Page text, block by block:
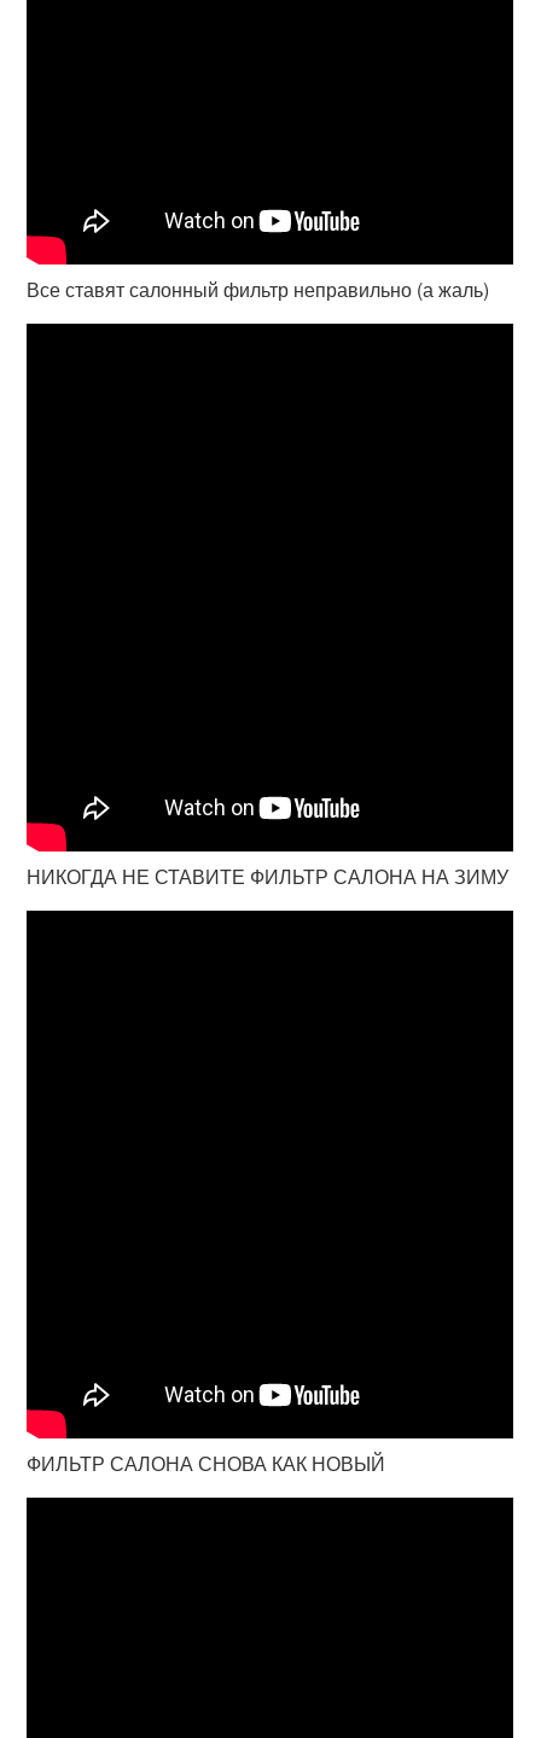
Все ставят салонный фильтр неправильно (а жаль)
НИКОГДА НЕ СТАВИТЕ ФИЛЬТР САЛОНА НА ЗИМУ
ФИЛЬТР САЛОНА СНОВА КАК НОВЫЙ